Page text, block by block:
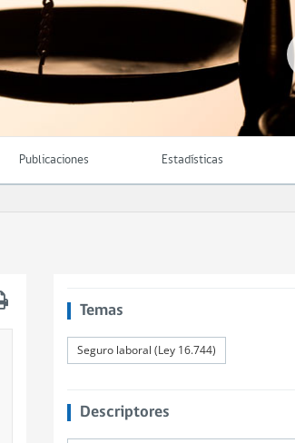
Publicaciones Estadísticas
Temas
Seguro laboral (Ley 16.744)
Descriptores